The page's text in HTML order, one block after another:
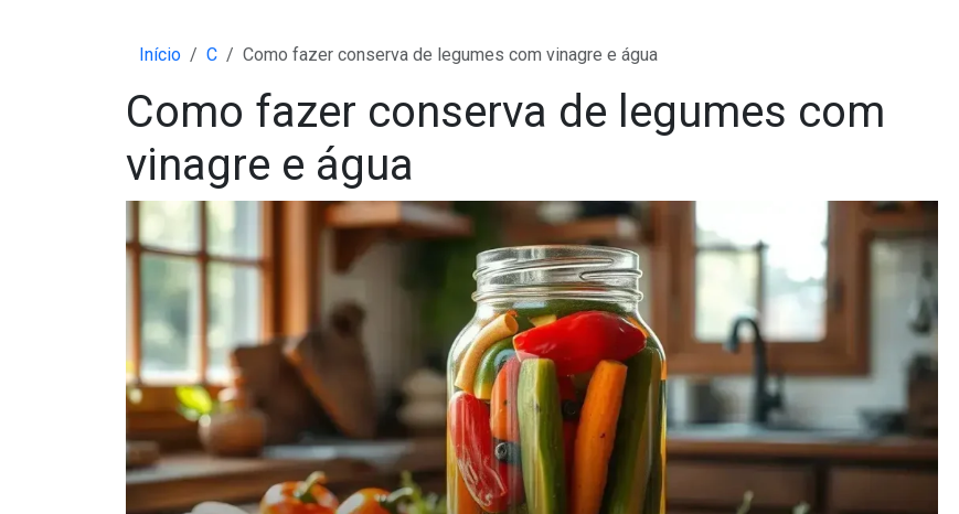
Início C Como fazer conserva de legumes com vinagre e água
Como fazer conserva de legumes com
vinagre e água